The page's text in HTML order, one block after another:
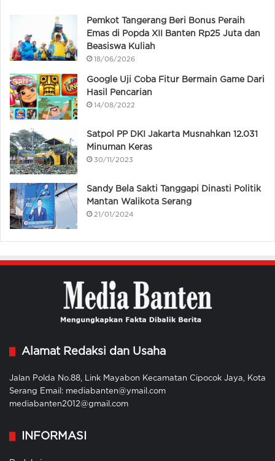
Pemkot Tangerang Beri Bonus Peraih
Emas di Popda XII Banten Rp25 Juta dan
Beasiswa Kuliah
18/06/2026
Google Uji Coba Fitur Bermain Game Dari
Hasil Pencarian
14/08/2022
Satpol PP DKI Jakarta Musnahkan 12.031
Minuman Keras
30/11/2023
Sandy Bela Sakti Tanggapi Dinasti Politik
Mantan Walikota Serang
21/01/2024
Alamat Redaksi dan Usaha
Jalan Polda No.88, Link Mayabon Kecamatan Cipocok Jaya, Kota
Serang Email: mediabanten@ymail.com
mediabanten2012@gmail.com
INFORMASI